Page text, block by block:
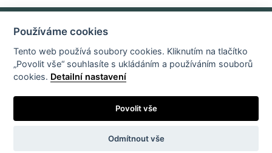
Základní údaje o organizaci
Používáme cookies
Tento web používá soubory cookies. Kliknutím na tlačítko
„Povolit vše“ souhlasíte s ukládáním a používáním souborů
cookies. Detailní nastavení
Povolit vše
Odmítnout vše